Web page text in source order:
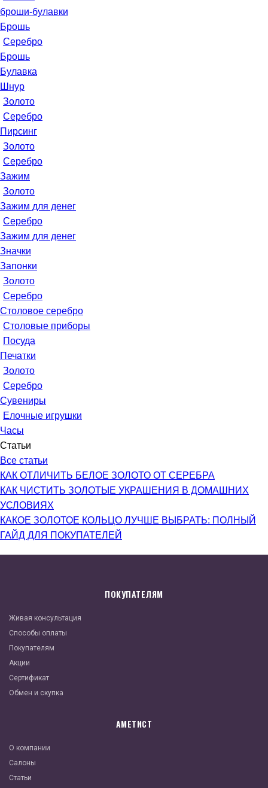
броши-булавки
Брошь
Серебро
Брошь
Булавка
Шнур
Золото
Серебро
Пирсинг
Золото
Серебро
Зажим
Золото
Зажим для денег
Серебро
Зажим для денег
Значки
Запонки
Золото
Серебро
Столовое серебро
Столовые приборы
Посуда
Печатки
Золото
Серебро
Сувениры
Елочные игрушки
Часы
Статьи
Все статьи
КАК ОТЛИЧИТЬ БЕЛОЕ ЗОЛОТО ОТ СЕРЕБРА
КАК ЧИСТИТЬ ЗОЛОТЫЕ УКРАШЕНИЯ В ДОМАШНИХ
УСЛОВИЯХ
КАКОЕ ЗОЛОТОЕ КОЛЬЦО ЛУЧШЕ ВЫБРАТЬ: ПОЛНЫЙ
ГАЙД ДЛЯ ПОКУПАТЕЛЕЙ
ПОКУПАТЕЛЯМ
Живая консультация
Способы оплаты
Покупателям
Акции
Сертификат
Обмен и скупка
АМЕТИСТ
О компании
Салоны
Статьи